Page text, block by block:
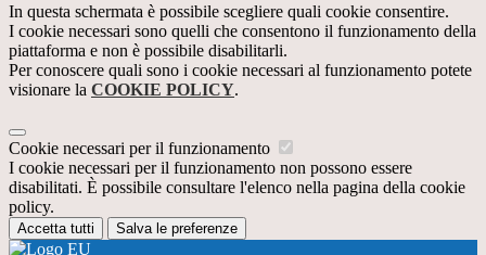
In questa schermata è possibile scegliere quali cookie consentire.
I cookie necessari sono quelli che consentono il funzionamento della
piattaforma e non è possibile disabilitarli.
Per conoscere quali sono i cookie necessari al funzionamento potete
visionare la COOKIE POLICY.
Cookie necessari per il funzionamento
I cookie necessari per il funzionamento non possono essere
disabilitati. È possibile consultare l'elenco nella pagina della cookie
policy.
Accetta tutti Salva le preferenze